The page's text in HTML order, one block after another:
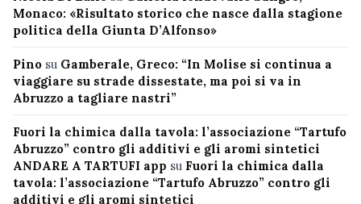
Monaco: «Risultato storico che nasce dalla stagione
politica della Giunta D’Alfonso»
Pino su Gamberale, Greco: “In Molise si continua a
viaggiare su strade dissestate, ma poi si va in
Abruzzo a tagliare nastri”
Fuori la chimica dalla tavola: l’associazione “Tartufo
Abruzzo” contro gli additivi e gli aromi sintetici
ANDARE A TARTUFI app su Fuori la chimica dalla
tavola: l’associazione “Tartufo Abruzzo” contro gli
additivi e gli aromi sintetici